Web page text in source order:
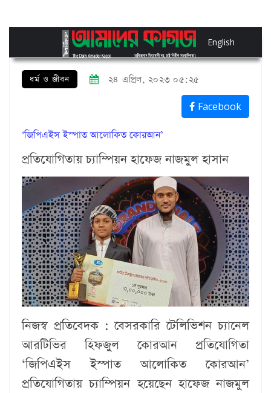
English
ধর্ম ও জীবন ২৪ এপ্রিল, ২০২৩ ০৫:২৫
Facebook
‘জিপিএইস ইস্পাত আলোকিত কোরআন’
প্রতিযোগিতায় চ্যাম্পিয়ন হাফেজ নাজমুল হাসান
নিজস্ব প্রতিবেদক :বেসরকারি টেলিভিশন চ্যানেল
আরটিভির হিফজুল কোরআন প্রতিযোগিতা
‘জিপিএইস ইস্পাত আলোকিত কোরআন’
প্রতিযোগিতায় চ্যাম্পিয়ন হয়েছেন হাফেজ নাজমুল